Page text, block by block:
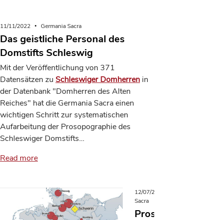
11/11/2022 Germania Sacra
Das geistliche Personal des
Domstifts Schleswig
Mit der Veröffentlichung von 371
Datensätzen zu Schleswiger Domherren in
der Datenbank "Domherren des Alten
Reiches" hat die Germania Sacra einen
wichtigen Schritt zur systematischen
Aufarbeitung der Prosopographie des
Schleswiger Domstifts…
Read more
12/07/2021
Sacra
Prosopographie